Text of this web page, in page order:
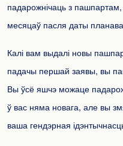
падарожнічаць з
месяцаў пасля даты
Калі вам выдалі новы
падачы першай заявы, вы
Вы ўсё яшчэ можаце
ў вас няма новага, але вы
ваша гендэрная